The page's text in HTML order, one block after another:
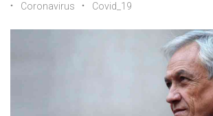
Coronavirus
Covid_19